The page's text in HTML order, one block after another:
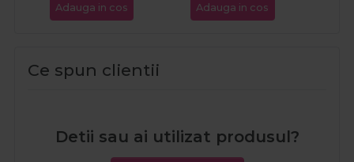
Adauga in cos Adauga in cos
Ce spun clientii
Detii sau ai utilizat produsul?